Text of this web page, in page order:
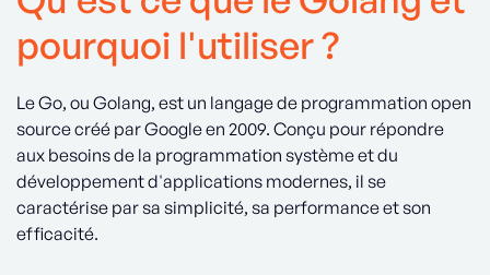
pourquoi l'utiliser ?
Le Go, ou Golang, est un langage de programmation open
source créé par Google en 2009. Conçu pour répondre
aux besoins de la programmation système et du
développement d'applications modernes, il se
caractérise par sa simplicité, sa performance et son
efficacité.